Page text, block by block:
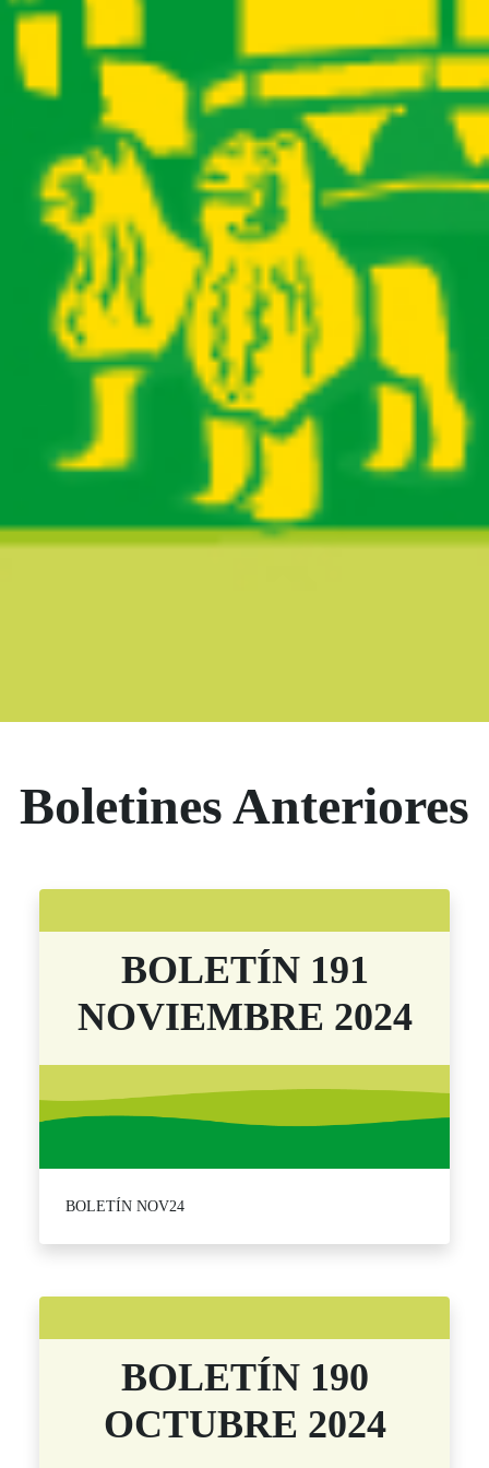
Boletines Anteriores
BOLETÍN 191
NOVIEMBRE 2024
BOLETÍN NOV24
BOLETÍN 190
OCTUBRE 2024